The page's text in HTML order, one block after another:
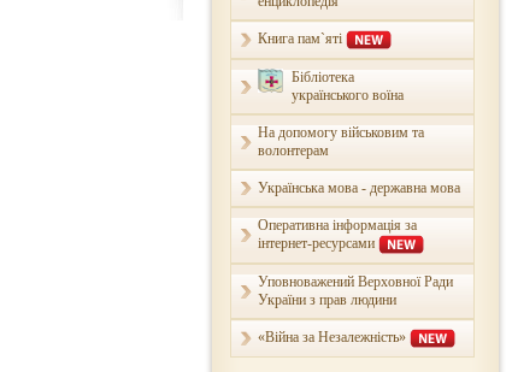
Книга пам`яті
Бібліотека
українського воїна
На допомогу військовим та
волонтерам
Українська мова - державна мова
Оперативна інформація за
інтернет-ресурсами
Уповноважений Верховної Ради
України з прав людини
«Війна за Незалежність»